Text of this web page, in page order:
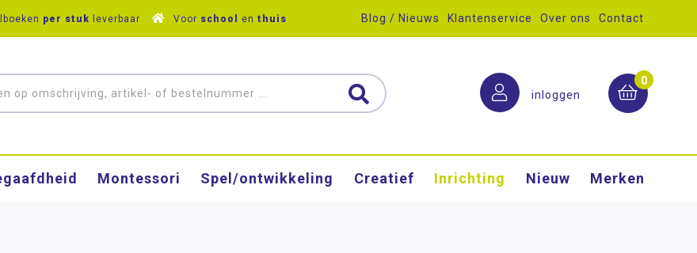
per stuk leverbaar Voor school en thuis Blog / Nieuws Klantenservice Over ons Contact
inloggen
0
Montessori Spel/ontwikkeling Creatief Inrichting Nieuw Merken